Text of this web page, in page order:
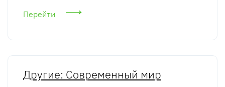
Перейти
Другие: Современный мир